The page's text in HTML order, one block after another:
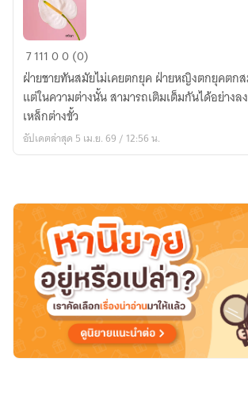
หอม
เอย
หอ
มด
อก
เด
711100 (0)
ฝ่ายชายทันสมัยไม่เคยตกยุค ฝ่ายหญิงตกยุคตก
แต่ในความต่างนั้น สามารถเติมเต็มกันได้อย่าง
เหล็กต่างขั้ว
อัปเดตล่าสุด 5 เม.ย. 69 / 12:56 น.